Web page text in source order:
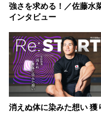
強さを求める！／佐藤水
インタビュー
消えぬ体に染みた想い 獲